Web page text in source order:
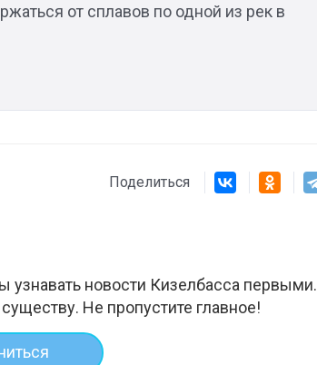
от сплавов по одной из рек в
Поделиться
узнавать новости Кизелбасса первыми.
Не пропустите главное!